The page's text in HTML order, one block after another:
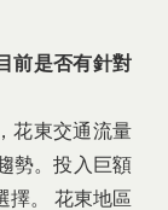
前是否有針對
花東交通流量
勢。投入巨額
擇。 花東地區